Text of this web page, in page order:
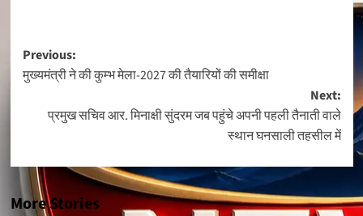
Post
navigation
Previous:
मुख्यमंत्री ने की कुम्भ मेला-2027 की तैयारियों की समीक्षा
Next:
प्रमुख सचिव आर. मिनाक्षी सुंदरम जब पहुंचे अपनी पहली तैनाती वाले
स्थान घनसाली तहसील में
More Stories